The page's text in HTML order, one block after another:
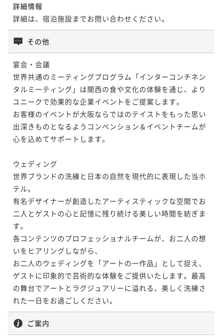
詳細情報
詳細は、宿泊施設までお問い合わせください。
その他
宴会・会議
世界共通のミーティングプログラム「インターコンチネン
タルミーティング」は関西の食や文化の体験を通じ、より
ユニークで効果的な企業イベントをご提案します。
お客様のイベントが大阪ならではのテイストをもった思い
出深きものとなるようコンベンション＆イベントチームが
心を込めてサポートします。
ウェディング
世界ブランドの洗練と日本の自然を現代的に表現した当ホ
テル。
有名デザイナーが創造したアーティスティックな空間でお
二人とゲストの心と記憶に残り続ける美しい時間を紡ぎま
す。
各コンテンツのプロフェッショナルチームが、お二人の想
いをヒアリングしながら、
お二人のウェディングを「アートの一作品」として捉え、
ゲストに印象的で芸術的な体験をご提供いたします。最高
の舞台でアートとラグジュアリーに溢れる、美しく洗練さ
ご案内